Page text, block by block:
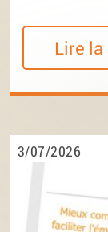
Lire
3/07/2026